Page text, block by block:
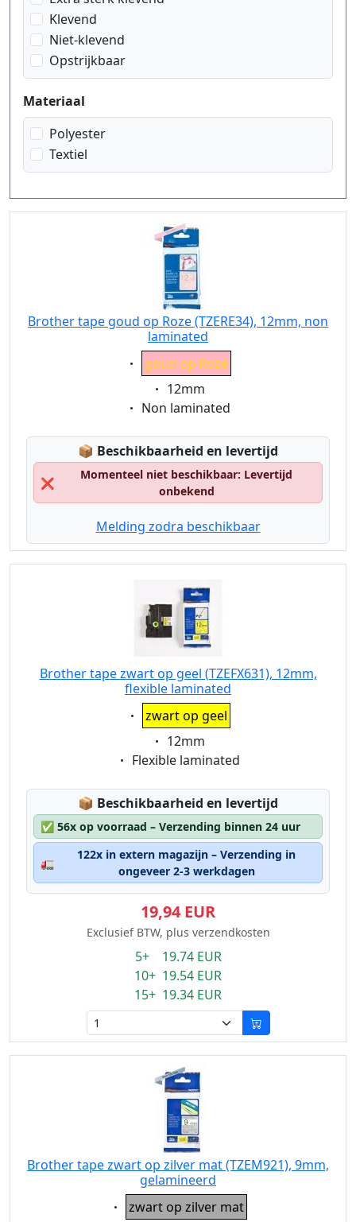
zwart op zilver mat
Klevend
Niet-klevend
Opstrijkbaar
Materiaal
Polyester
Textiel
Brother tape goud op Roze (TZERE34), 12mm, non
laminated
Eigenschaft:
goud op Roze
Eigenschaft:
12mm
Eigenschaft:
Non laminated
📦 Lagerstatus:
Beschikbaarheid en levertijd
❌
Momenteel niet beschikbaar: Levertijd
onbekend
Melding zodra beschikbaar
Brother tape zwart op geel (TZEFX631), 12mm,
flexible laminated
Eigenschaft:
zwart op geel
Eigenschaft:
12mm
Eigenschaft:
Flexible laminated
📦 Lagerstatus:
Beschikbaarheid en levertijd
✅ 56x op voorraad – Verzending binnen 24 uur
🚛
122x in extern magazijn – Verzending in
ongeveer 2-3 werkdagen
19,94 EUR
Exclusief BTW, plus verzendkosten
5+ 19.74 EUR
10+ 19.54 EUR
15+ 19.34 EUR
Brother tape zwart op zilver mat (TZEM921), 9mm,
gelamineerd
Eigenschaft:
zwart op zilver mat